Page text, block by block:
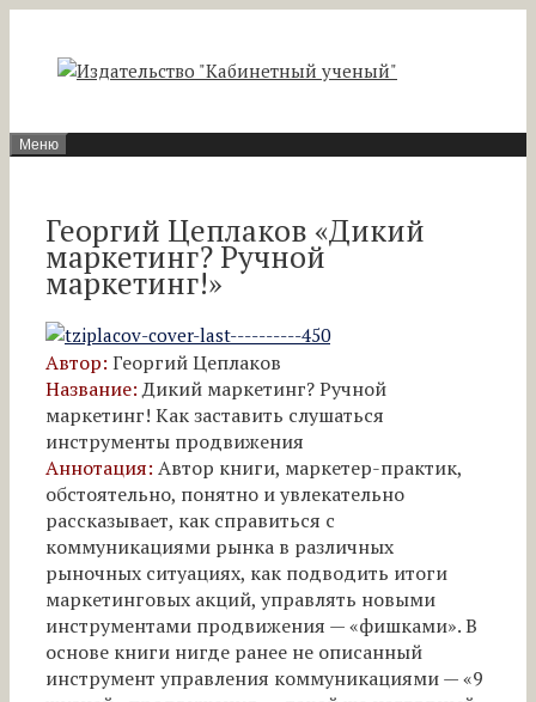
содержимому
Меню
Георгий Цеплаков «Дикий
маркетинг? Ручной
маркетинг!»
Автор: Георгий Цеплаков
Название:Дикий маркетинг? Ручной
маркетинг! Как заставить слушаться
инструменты продвижения
Аннотация: Автор книги, маркетер-практик,
обстоятельно, понятно и увлекательно
рассказывает, как справиться с
коммуникациями рынка в различных
рыночных ситуациях, как подводить итоги
маркетинговых акций, управлять новыми
инструментами продвижения — «фишками». В
основе книги нигде ранее не описанный
инструмент управления коммуникациями — «9